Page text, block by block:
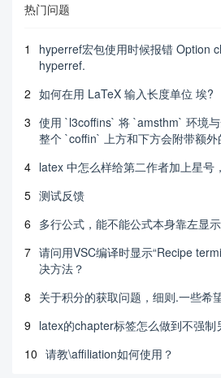
热门问题
1
hyperref宏包使用时候报错 Option
hyperref.
2 如何在用 LaTeX 输入长度单位 埃?
3 使用 `l3coffins` 将 `amsthm` 环境
整个 `coffin` 上方和下方会附带额外
4 latex 中怎么样给第二作者加上星号
5 测试反馈
6 多行公式，能不能公式本身靠左显
7 请问用VSC编译时显示“Recipe
决方法？
8 关于积分的获取问题，细则.一些希
9 latex的chapter标签怎么做到不强制
10 请教\affiliation如何使用？